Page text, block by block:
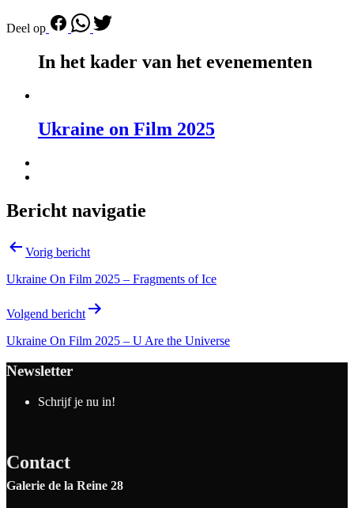
Deel op
In het kader van het evenementen
Ukraine on Film 2025
Bericht navigatie
Vorig bericht
Ukraine On Film 2025 – Fragments of Ice
Volgend bericht
Ukraine On Film 2025 – U Are the Universe
Newsletter
Schrijf je nu in!
Contact
Galerie de la Reine 28